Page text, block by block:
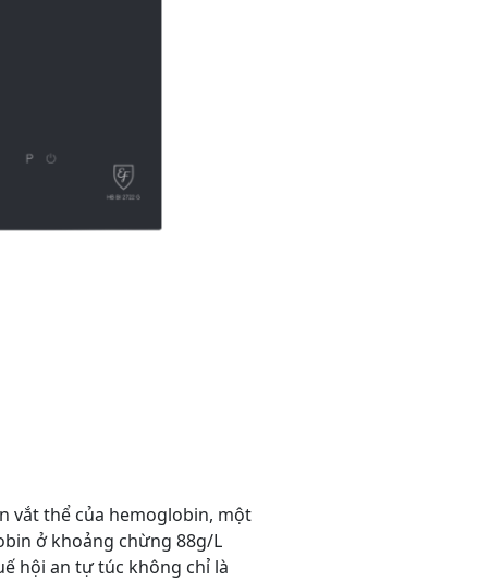
vắt thể của hemoglobin, một
ở khoảng chừng 88g/L
hội an tự túc không chỉ là